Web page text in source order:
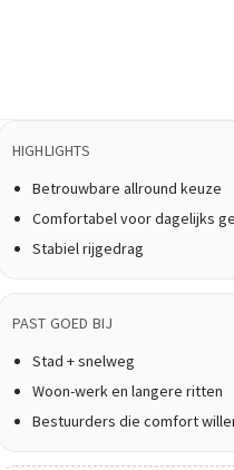
HIGHLIGHTS
Betrouwbare allround keuze
Comfortabel voor dagelijks
Stabiel rijgedrag
PAST GOED BIJ
Stad + snelweg
Woon-werk en langere ritten
Bestuurders die comfort